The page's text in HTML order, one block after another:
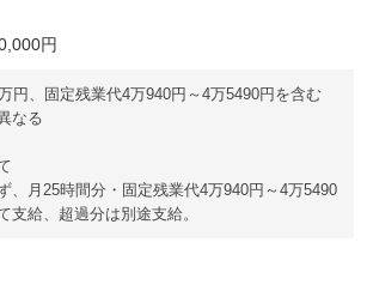
円
円、固定残業代4万940円～4万5490円を含む
なる
、月25時間分・固定残業代4万940円～4万5490
支給、超過分は別途支給。